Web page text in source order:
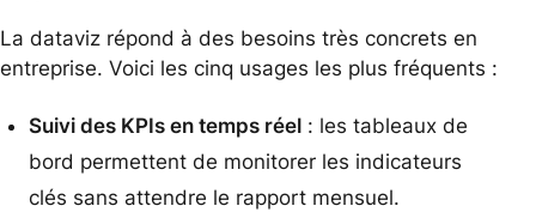
La dataviz répond à des besoins très concrets en
entreprise. Voici les cinq usages les plus fréquents :
Suivi des KPIs en temps réel : les tableaux de
bord permettent de monitorer les indicateurs
clés sans attendre le rapport mensuel.